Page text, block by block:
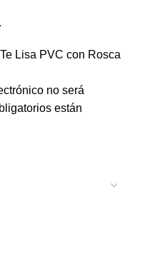
Lisa PVC con Rosca
no será
están